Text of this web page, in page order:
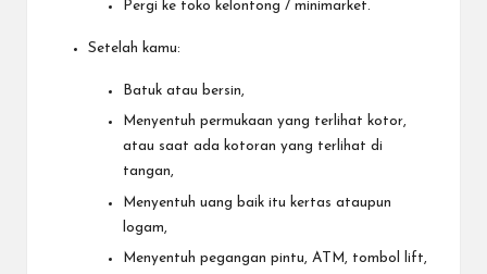
Pergi ke toko kelontong / minimarket.
Setelah kamu:
Batuk atau bersin,
Menyentuh permukaan yang terlihat kotor,
atau saat ada kotoran yang terlihat di
tangan,
Menyentuh uang baik itu kertas ataupun
logam,
Menyentuh pegangan pintu, ATM, tombol lift,